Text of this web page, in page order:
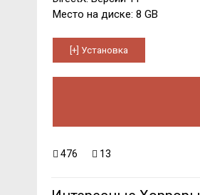
Место на диске: 8 GB
476 13